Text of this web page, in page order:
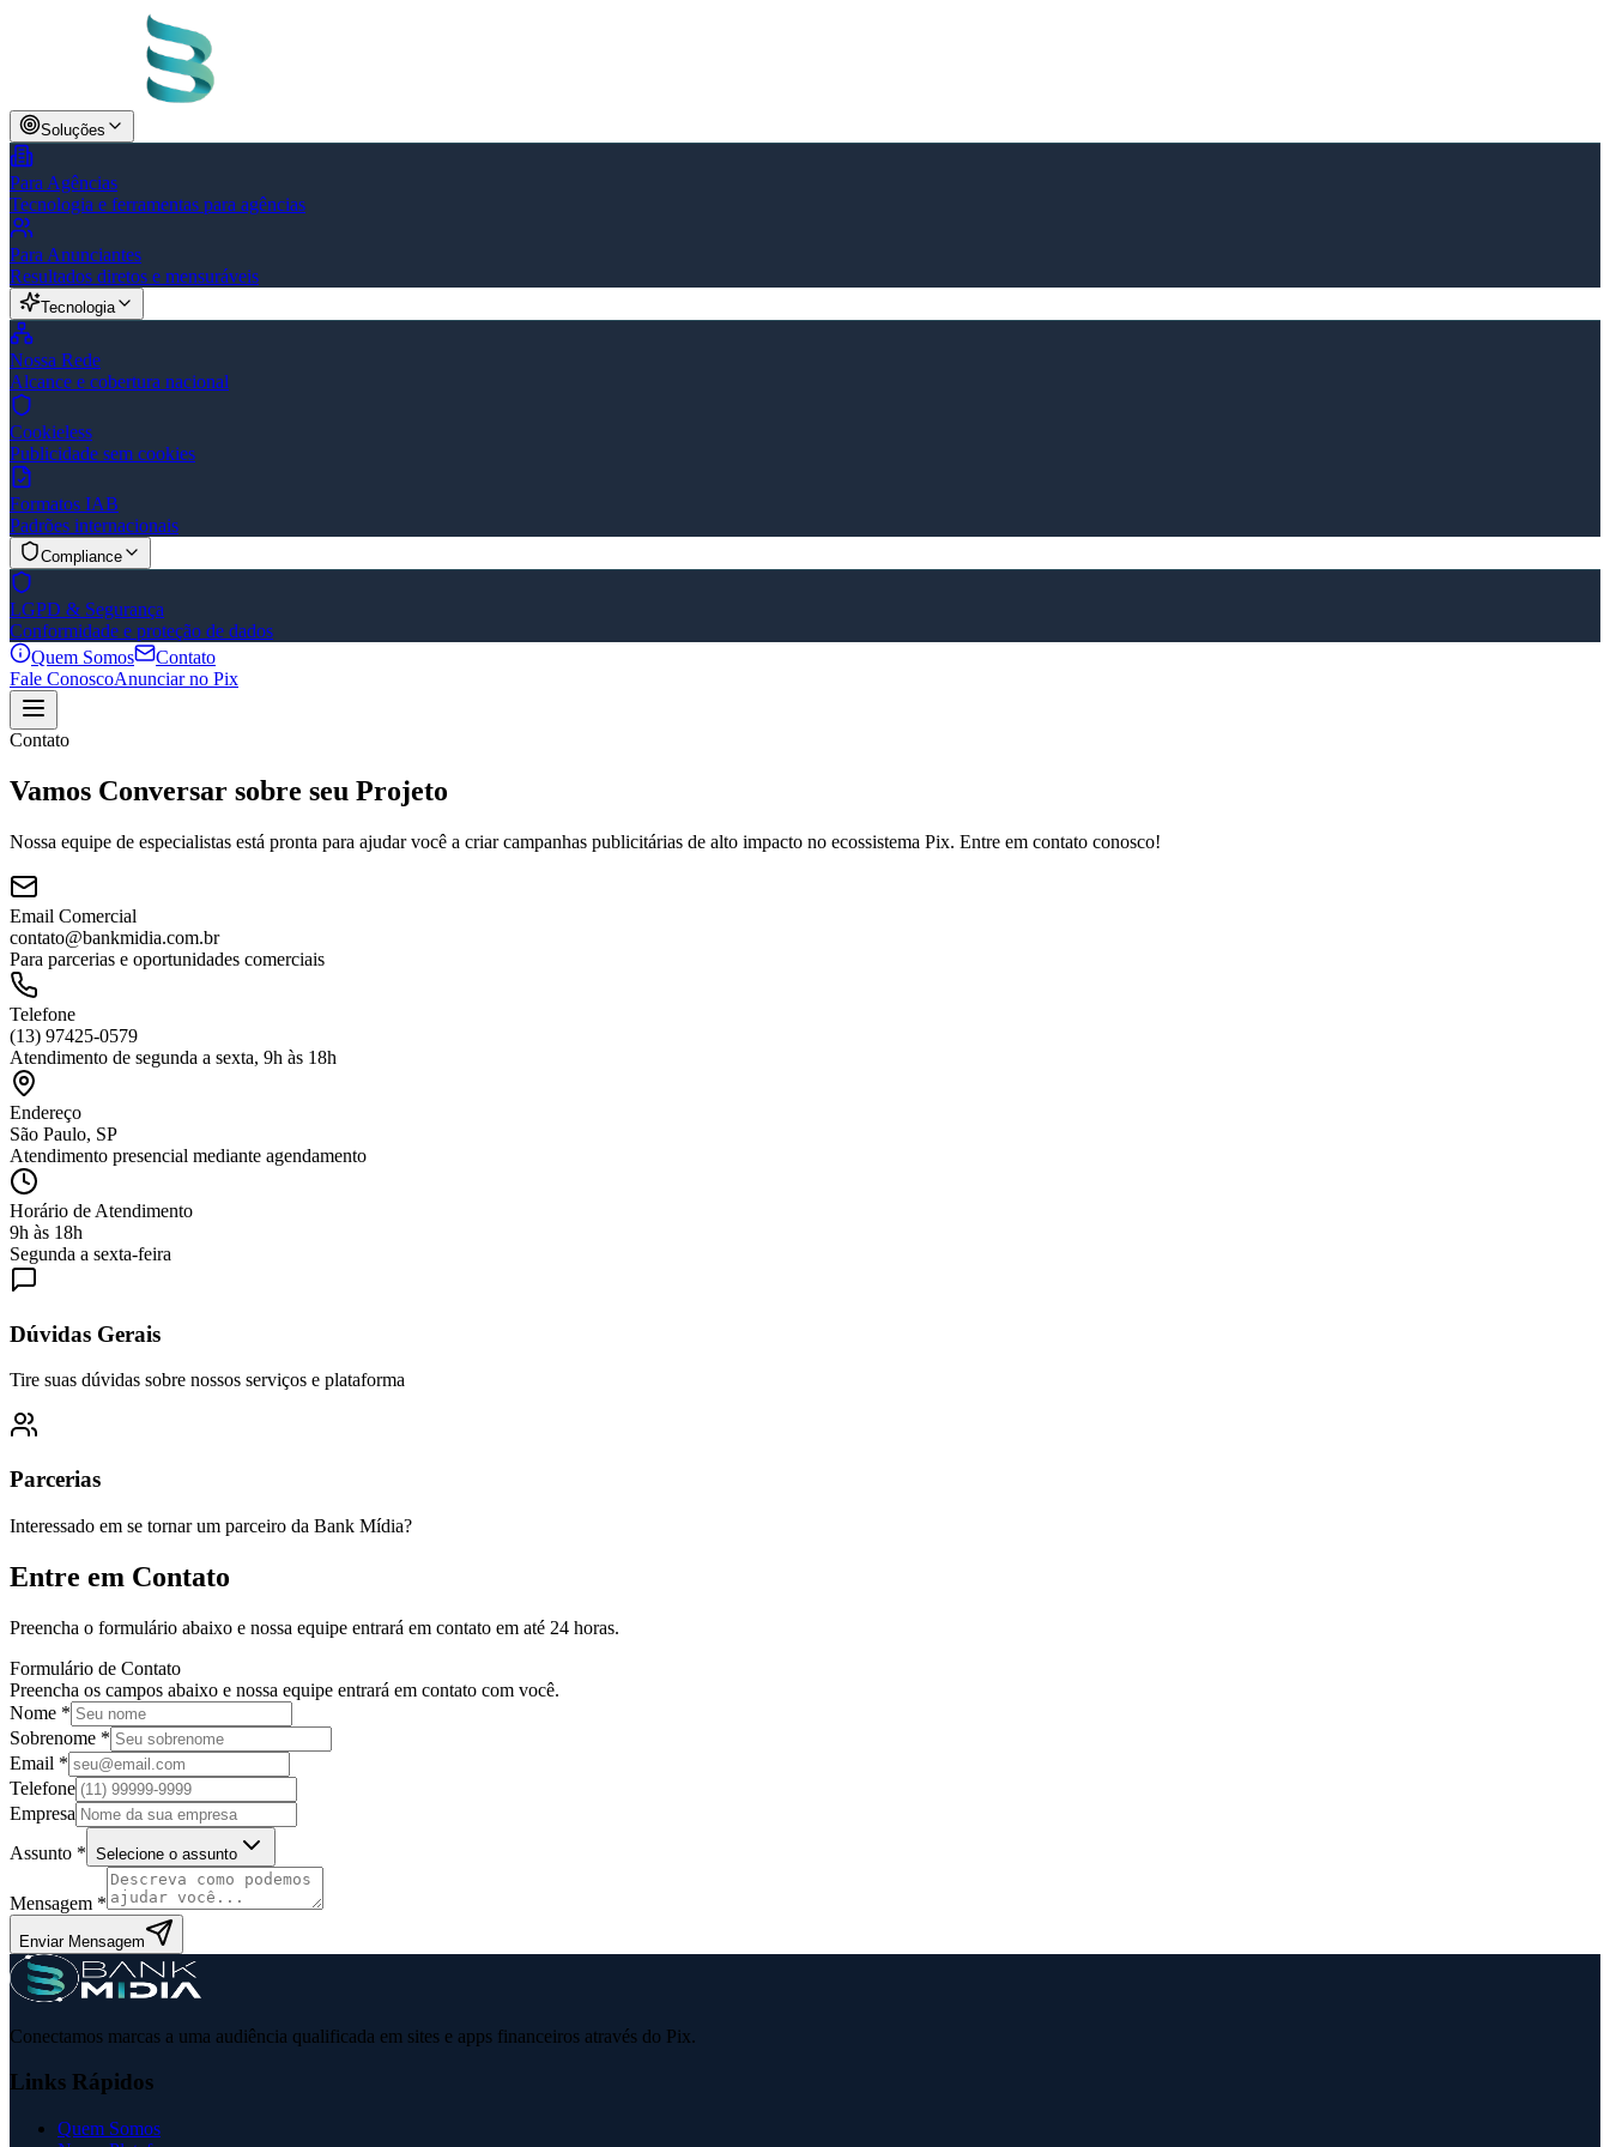
Soluções
Para Agências
Tecnologia e ferramentas para agências
Para Anunciantes
Resultados diretos e mensuráveis
Tecnologia
Nossa Rede
Alcance e cobertura nacional
Cookieless
Publicidade sem cookies
Formatos IAB
Padrões internacionais
Compliance
LGPD & Segurança
Conformidade e proteção de dados
Quem Somos
Contato
Fale ConoscoAnunciar no Pix
Contato
Vamos Conversar sobre seu Projeto
Nossa equipe de especialistas está pronta para ajudar você a criar campanhas publicitárias de alto impacto no ecossistema Pix. Entre em contato conosco!
Email Comercial
contato@bankmidia.com.br
Para parcerias e oportunidades comerciais
Telefone
(13) 97425-0579
Atendimento de segunda a sexta, 9h às 18h
Endereço
São Paulo, SP
Atendimento presencial mediante agendamento
Horário de Atendimento
9h às 18h
Segunda a sexta-feira
Dúvidas Gerais
Tire suas dúvidas sobre nossos serviços e plataforma
Parcerias
Interessado em se tornar um parceiro da Bank Mídia?
Entre em Contato
Preencha o formulário abaixo e nossa equipe entrará em contato em até 24 horas.
Formulário de Contato
Preencha os campos abaixo e nossa equipe entrará em contato com você.
Nome *
Sobrenome *
Email *
Telefone
Empresa
Assunto * Selecione o assunto
Mensagem *
Enviar Mensagem
Conectamos marcas a uma audiência qualificada em sites e apps financeiros através do Pix.
Links Rápidos
Quem Somos